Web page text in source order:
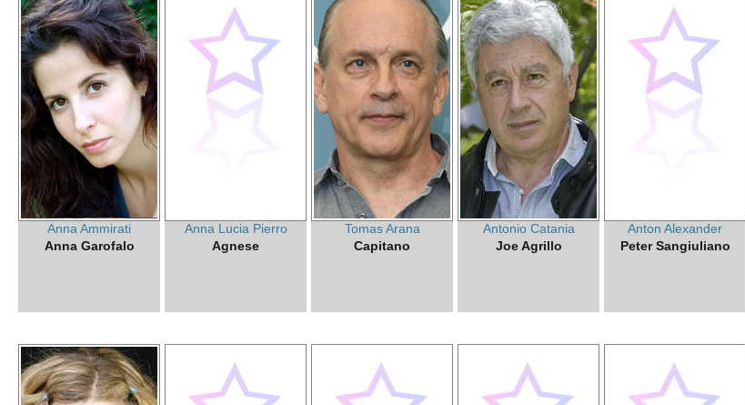
Anna Ammirati
Anna Garofalo
Anna Lucia Pierro
Agnese
Tomas Arana
Capitano
Antonio Catania
Joe Agrillo
Anton Alexander
Peter Sangiuliano